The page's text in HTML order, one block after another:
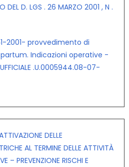
DEL D. LGS . 26 MARZO 2001 , N .
2001- provvedimento di
Indicazioni operative -
.U.0005944.08-07-
DELLE
AL TERMINE DELLE ATTIVITÀ
– PREVENZIONE RISCHI E